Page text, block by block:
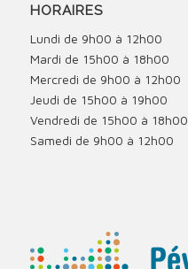
HORAIRES
Lundi de 9h00 à 12h00
Mardi de 15h00 à 18h00
Mercredi de 9h00 à 12h00
Jeudi de 15h00 à 19h00
Vendredi de 15h00 à 18h00
Samedi de 9h00 à 12h00